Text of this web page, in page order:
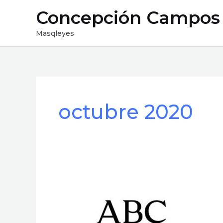
contenido
Concepción Campos
Masqleyes
octubre 2020
digital